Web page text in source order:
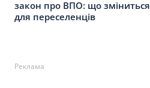
закон про ВПО: що зміниться
для переселенців
Реклама